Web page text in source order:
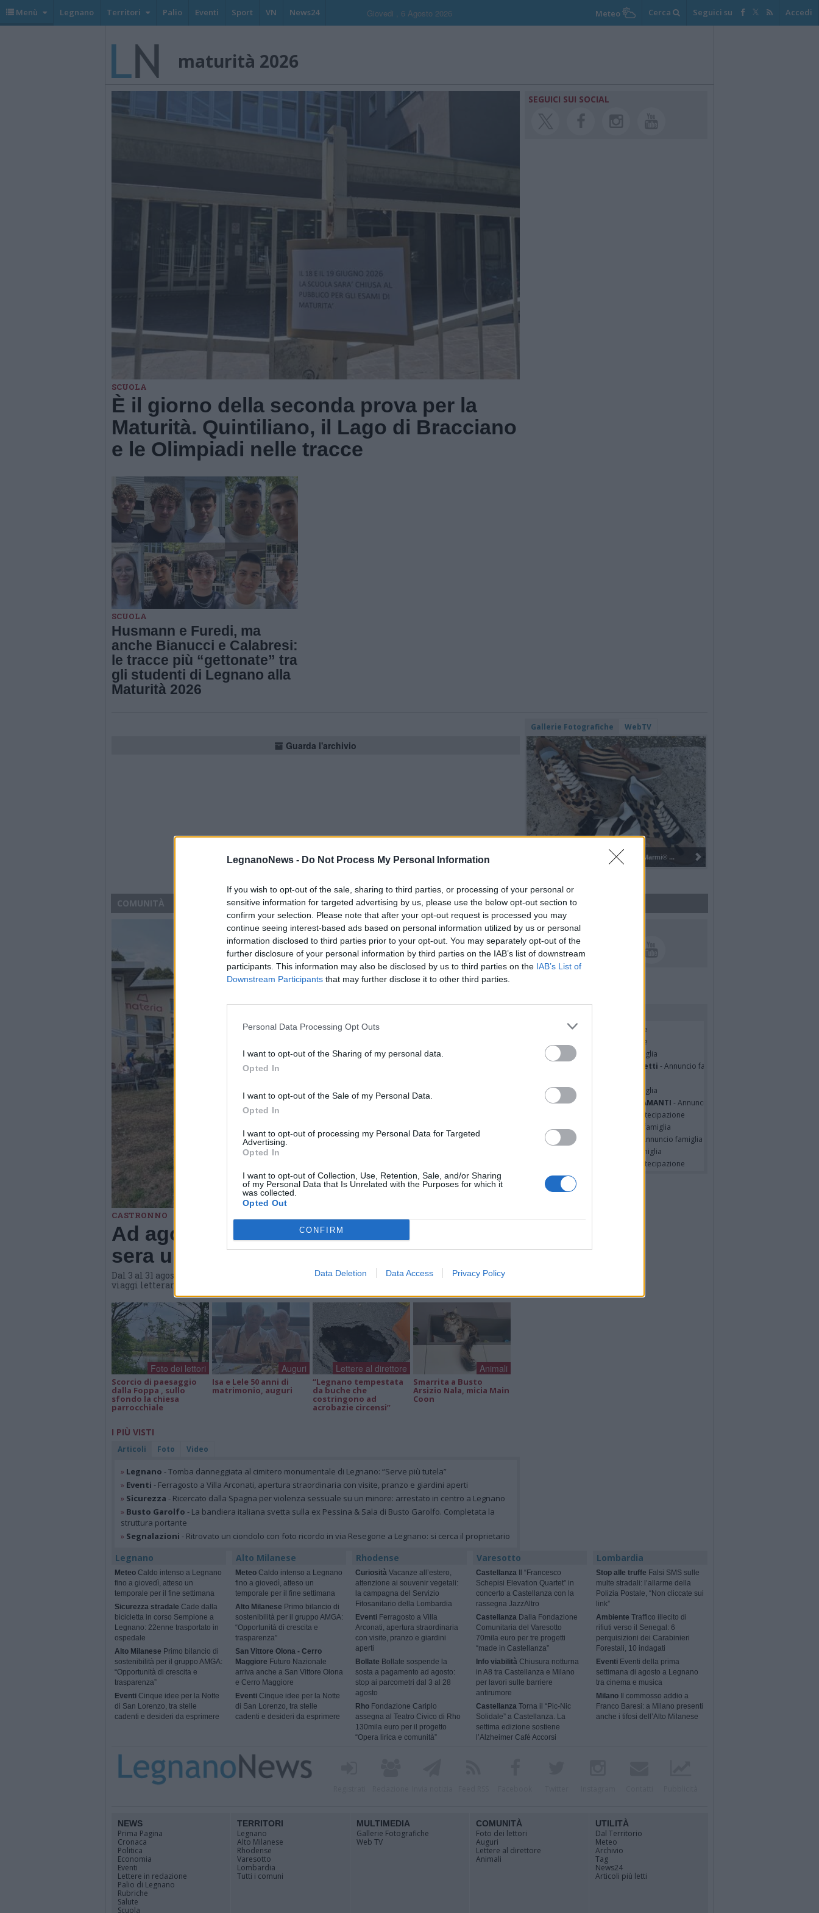
LegnanoNews - Do Not Process My Personal Information
If you wish to opt-out of the sale, sharing to third parties, or processing of your personal or
sensitive information for targeted advertising by us, please use the below opt-out section to
confirm your selection. Please note that after your opt-out request is processed you may
continue seeing interest-based ads based on personal information utilized by us or personal
information disclosed to third parties prior to your opt-out. You may separately opt-out of the
further disclosure of your personal information by third parties on the IAB’s list of downstream
participants. This information may also be disclosed by us to third parties on the IAB’s List of
Downstream Participants that may further disclose it to other third parties.
Personal Data Processing Opt Outs
I want to opt-out of the Sharing of my personal data.
Opted In
I want to opt-out of the Sale of my Personal Data.
Opted In
I want to opt-out of processing my Personal Data for Targeted
Advertising.
Opted In
I want to opt-out of Collection, Use, Retention, Sale, and/or Sharing
of my Personal Data that Is Unrelated with the Purposes for which it
was collected.
Opted Out
CONFIRM
Data Deletion Data Access Privacy Policy
Menù Legnano Territori Palio Eventi Sport VN News24 Giovedi , 6 Agosto 2026 Meteo Cerca Seguici su Accedi
maturità 2026
SCUOLA
È il giorno della seconda prova per la
Maturità. Quintiliano, il Lago di Bracciano
e le Olimpiadi nelle tracce
SEGUICI SUI SOCIAL
SCUOLA
Husmann e Furedi, ma
anche Bianucci e Calabresi:
le tracce più “gettonate” tra
gli studenti di Legnano alla
Maturità 2026
Guarda l'archivio
Gallerie Fotografiche WebTV
Gli Ambulanti di Forte dei Marmi® ... Pulizia del bosco del Rugareto a ...
COMUNITÀ
CASTRONNO
Ad agosto Materia non va in ferie: ogni
sera una proposta per te
Dal 3 al 31 agosto l'hub culturale di Castronno propone un appuntamento diverso ogni sera, tra
viaggi letterari e gastronomici, conversazioni, laboratori creativi, sfide musicali e burraco
Foto dei lettori
Scorcio di paesaggio
dalla Foppa , sullo
sfondo la chiesa
parrocchiale
Auguri
Isa e Lele 50 anni di
matrimonio, auguri
Lettere al direttore
“Legnano tempestata
da buche che
costringono ad
acrobazie circensi”
Animali
Smarrita a Busto
Arsizio Nala, micia Main
Coon
I PIÙ VISTI
Articoli Foto Video
» Legnano - Tomba danneggiata al cimitero monumentale di Legnano: “Serve più tutela”
» Eventi - Ferragosto a Villa Arconati, apertura straordinaria con visite, pranzo e giardini aperti
» Sicurezza - Ricercato dalla Spagna per violenza sessuale su un minore: arrestato in centro a Legnano
» Busto Garolfo - La bandiera italiana svetta sulla ex Pessina & Sala di Busto Garolfo. Completata la
struttura portante
» Segnalazioni - Ritrovato un ciondolo con foto ricordo in via Resegone a Legnano: si cerca il proprietario
SEGUICI SUI SOCIAL
Riccardo Basile
- Partecipazione
- Partecipazione
Anthony Napoli
- Annuncio famiglia
Gianfranco Schieroni Giacometti - Annuncio famiglia
Riccardo Basile
- Annuncio famiglia
ROSA MALINVERNO ved. TETTAMANTI - Annuncio famiglia
- Partecipazione
MAURO SPIGAROLO
- Annuncio famiglia
Maria Pia Volpe ved. Pilutti
- Annuncio famiglia
- Annuncio famiglia
- Partecipazione
Legnano
Meteo Caldo intenso a Legnano
fino a giovedì, atteso un
temporale per il fine settimana
Sicurezza stradale Cade dalla
bicicletta in corso Sempione a
Legnano: 22enne trasportato in
ospedale
Alto Milanese Primo bilancio di
sostenibilità per il gruppo AMGA:
“Opportunità di crescita e
trasparenza”
Eventi Cinque idee per la Notte
di San Lorenzo, tra stelle
cadenti e desideri da esprimere
Alto Milanese
MeteoCaldo intenso a Legnano
fino a giovedì, atteso un
temporale per il fine settimana
Alto Milanese Primo bilancio di
sostenibilità per il gruppo AMGA:
“Opportunità di crescita e
trasparenza”
San Vittore Olona - Cerro
Maggiore Futuro Nazionale
arriva anche a San Vittore Olona
e Cerro Maggiore
EventiCinque idee per la Notte
di San Lorenzo, tra stelle
cadenti e desideri da esprimere
Rhodense
Curiosità Vacanze all’estero,
attenzione ai souvenir vegetali:
la campagna del Servizio
Fitosanitario della Lombardia
Eventi Ferragosto a Villa
Arconati, apertura straordinaria
con visite, pranzo e giardini
aperti
Bollate Bollate sospende la
sosta a pagamento ad agosto:
stop ai parcometri dal 3 al 28
agosto
Rho Fondazione Cariplo
assegna al Teatro Civico di Rho
130mila euro per il progetto
“Opera lirica e comunità”
Varesotto
CastellanzaIl “Francesco
Schepisi Elevation Quartet” in
concerto a Castellanza con la
rassegna JazzAltro
CastellanzaDalla Fondazione
Comunitaria del Varesotto
70mila euro per tre progetti
“made in Castellanza”
Info viabilitàChiusura notturna
in A8 tra Castellanza e Milano
per lavori sulle barriere
antirumore
CastellanzaTorna il “Pic-Nic
Solidale” a Castellanza. La
settima edizione sostiene
l’Alzheimer Café Accorsi
Lombardia
Stop alle truffe Falsi SMS sulle
multe stradali: l’allarme della
Polizia Postale, “Non cliccate sui
link”
Ambiente Traffico illecito di
rifiuti verso il Senegal: 6
perquisizioni dei Carabinieri
Forestali, 10 indagati
Eventi Eventi della prima
settimana di agosto a Legnano
tra cinema e musica
Milano Il commosso addio a
Franco Baresi: a Milano presenti
anche i tifosi dell’Alto Milanese
NEWS
Prima Pagina
Cronaca
Politica
Economia
Eventi
Lettere in redazione
Palio di Legnano
Rubriche
Salute
Scuola
TERRITORI
Legnano
Alto Milanese
Rhodense
Varesotto
Lombardia
Tutti i comuni
MULTIMEDIA
Gallerie Fotografiche
Web TV
COMUNITÀ
Foto dei lettori
Auguri
Lettere al direttore
Animali
UTILITÀ
Dal Territorio
Meteo
Archivio
Tag
News24
Articoli più letti